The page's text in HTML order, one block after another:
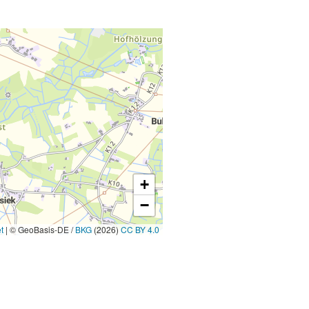
+
−
| © GeoBasis-DE /BKG (2026) CC BY 4.0